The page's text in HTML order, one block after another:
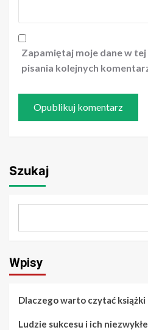
Zapamiętaj moje dane w
pisania kolejnych
Szukaj
Wpisy
Dlaczego warto czytać książki
Ludzie sukcesu i ich